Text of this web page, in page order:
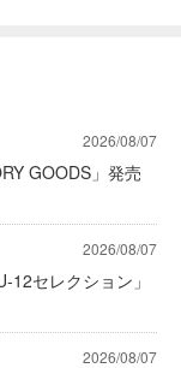
2026/08/07
GOODS」発売
2026/08/07
12セレクション」
2026/08/07